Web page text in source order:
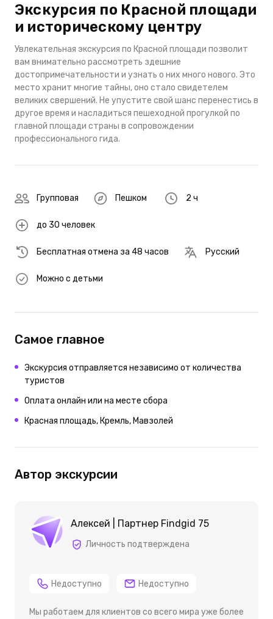
Экскурсия по Красной площади
и историческому центру
Увлекательная экскурсия по Красной площади позволит
вам внимательно рассмотреть здешние
достопримечательности и узнать о них много нового. Это
место хранит многие тайны, оно стало свидетелем
великих свершений. Не упустите свой шанс перенестись в
другое время и насладиться пешеходной прогулкой по
главной площади страны в сопровождении
профессионального гида.
Групповая Пешком 2 ч
до 30 человек
Бесплатная отмена за 48 часов Русский
Можно с детьми
Самое главное
Экскурсия отправляется независимо от количества
туристов
Оплата онлайн или на месте сбора
Красная площадь, Кремль, Мавзолей
Автор экскурсии
Алексей | Партнер Findgid 75
Личность подтверждена
Недоступно Недоступно
Мы работаем для клиентов со всего мира уже более